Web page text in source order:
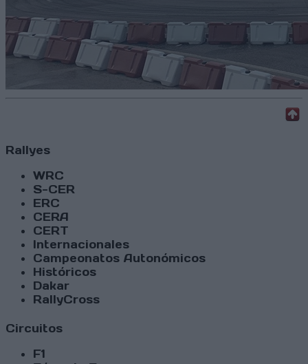
Rallyes
WRC
S-CER
ERC
CERA
CERT
Internacionales
Campeonatos Autonómicos
Históricos
Dakar
RallyCross
Circuitos
F1